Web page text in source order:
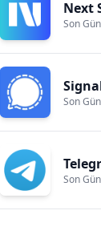
Next
Son
Son
Son